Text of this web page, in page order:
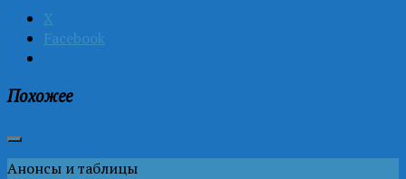
X
Facebook
Похожее
Анонсы и таблицы